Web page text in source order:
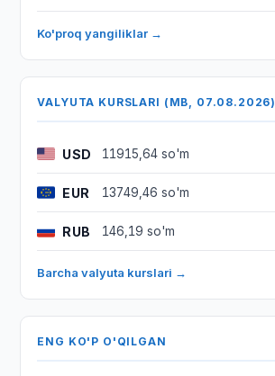
Ko'proq yangiliklar →
VALYUTA KURSLARI (MB, 07.08.2026)
USD 11915,64 so'm
EUR 13749,46 so'm
RUB 146,19 so'm
Barcha valyuta kurslari →
ENG KO'P O'QILGAN